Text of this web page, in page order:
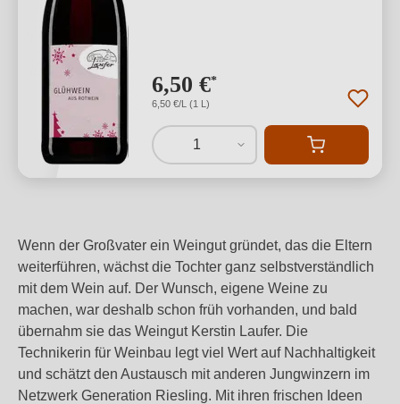
6,50 €*
6,50 €/L (1 L)
1
Wenn der Großvater ein Weingut gründet, das die Eltern
weiterführen, wächst die Tochter ganz selbstverständlich
mit dem Wein auf. Der Wunsch, eigene Weine zu
machen, war deshalb schon früh vorhanden, und bald
übernahm sie das Weingut Kerstin Laufer. Die
Technikerin für Weinbau legt viel Wert auf Nachhaltigkeit
und schätzt den Austausch mit anderen Jungwinzern im
Netzwerk Generation Riesling. Mit ihren frischen Ideen